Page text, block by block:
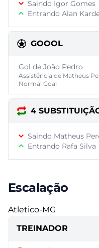
Saindo Igor Gomes
Entrando Alan
GOOOL
Gol de João Pedro
Assistência de Matheus
Normal Goal
4
Saindo Matheus
Entrando Rafa Silva
Escalação
Atletico-MG
TREINADOR